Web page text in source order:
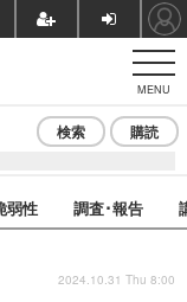
MENU
検索 購読
弱性 調査･報告
2024.10.31 Thu 8:00